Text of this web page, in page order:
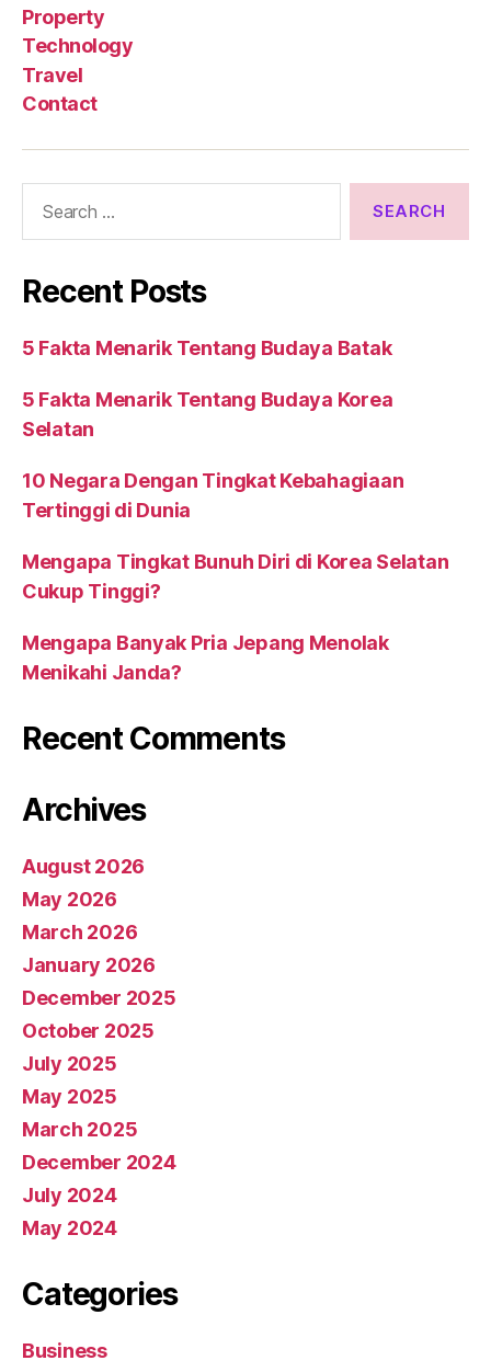
Property
Technology
Travel
Contact
Recent Posts
5 Fakta Menarik Tentang Budaya Batak
5 Fakta Menarik Tentang Budaya Korea
Selatan
10 Negara Dengan Tingkat Kebahagiaan
Tertinggi di Dunia
Mengapa Tingkat Bunuh Diri di Korea Selatan
Cukup Tinggi?
Mengapa Banyak Pria Jepang Menolak
Menikahi Janda?
Recent Comments
Archives
August 2026
May 2026
March 2026
January 2026
December 2025
October 2025
July 2025
May 2025
March 2025
December 2024
July 2024
May 2024
Categories
Business